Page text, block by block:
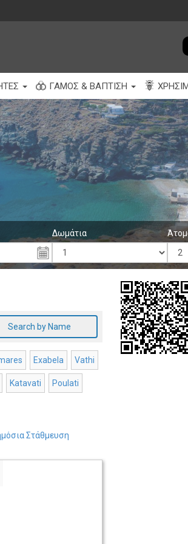
ΓΆΜΟΣ & ΒΆΠΤΙΣΗ
Δωμάτια
Search by Name
Exabela Vathi
Katavati Poulati
Στάθμευση